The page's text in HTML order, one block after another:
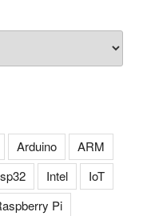
Arduino
ARM
Intel
IoT
Pi